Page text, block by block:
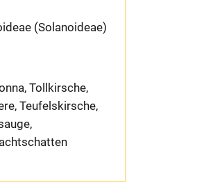
(Solanoideae)
Tollkirsche,
Teufelskirsche,